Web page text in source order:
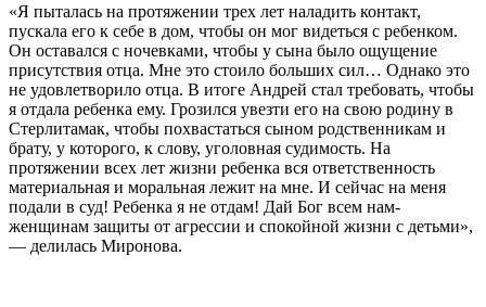
«Я пыталась на протяжении трех лет наладить контакт,
пускала его к себе в дом, чтобы он мог видеться с ребенком.
Он оставался с ночевками, чтобы у сына было ощущение
присутствия отца. Мне это стоило больших сил… Однако это
не удовлетворило отца. В итоге Андрей стал требовать, чтобы
я отдала ребенка ему. Грозился увезти его на свою родину в
Стерлитамак, чтобы похвастаться сыном родственникам и
брату, у которого, к слову, уголовная судимость. На
протяжении всех лет жизни ребенка вся ответственность
материальная и моральная лежит на мне. И сейчас на меня
подали в суд! Ребенка я не отдам! Дай Бог всем нам-
женщинам защиты от агрессии и спокойной жизни с детьми»,
— делилась Миронова.